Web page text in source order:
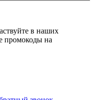
в наших
промокоды на